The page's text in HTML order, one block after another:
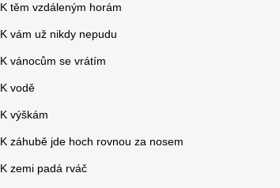
K těm vzdáleným horám
K vám už nikdy nepudu
K vánocům se vrátím
K vodě
K výškám
K záhubě jde hoch rovnou za nosem
K zemi padá rváč